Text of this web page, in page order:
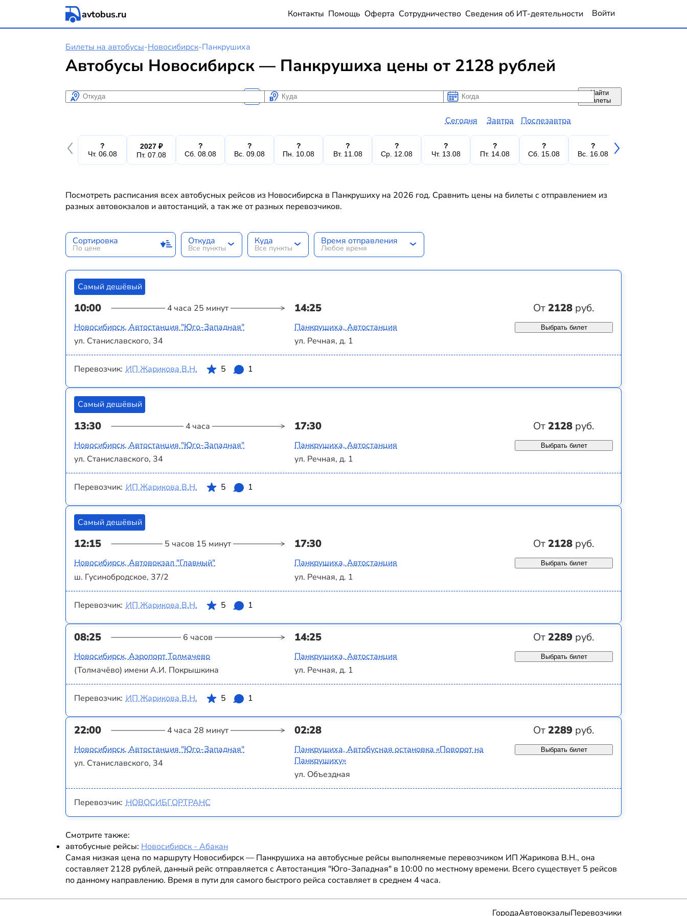
avtobus.ru Контакты Помощь Оферта Сотрудничество Сведения об ИТ-деятельности Войти
Билеты на автобусы-Новосибирск-Панкрушиха
Автобусы Новосибирск — Панкрушиха цены от 2128 рублей
Откуда Куда Когда
Когда
Сегодня Завтра Послезавтра
Найти
билеты
?
Чт. 06.08
2027 ₽
Пт. 07.08
?
Сб. 08.08
?
Вс. 09.08
?
Пн. 10.08
?
Вт. 11.08
?
Ср. 12.08
?
Чт. 13.08
?
Пт. 14.08
?
Сб. 15.08
?
Вс. 16.08
Посмотреть расписания всех автобусных рейсов из Новосибирска в Панкрушиху на 2026 год. Сравнить цены на билеты с отправлением из
разных автовокзалов и автостанций, а так же от разных перевозчиков.
Сортировка
По цене
Откуда
Все пункты
Куда
Все пункты
Время отправления
Любое время
Самый дешёвый
10:00 4 часа 25 минут 14:25 От2128 руб.
Новосибирск, Автостанция "Юго-Западная"
ул. Станиславского, 34
Панкрушиха, Автостанция
ул. Речная, д. 1
Выбрать билет
Перевозчик: ИП Жарикова В.Н. 5 1
Самый дешёвый
13:30 4 часа 17:30 От2128 руб.
Новосибирск, Автостанция "Юго-Западная"
ул. Станиславского, 34
Панкрушиха, Автостанция
ул. Речная, д. 1
Выбрать билет
Перевозчик: ИП Жарикова В.Н. 5 1
Самый дешёвый
12:15 5 часов 15 минут 17:30 От2128 руб.
Новосибирск, Автовокзал "Главный"
ш. Гусинобродское, 37/2
Панкрушиха, Автостанция
ул. Речная, д. 1
Выбрать билет
Перевозчик: ИП Жарикова В.Н. 5 1
08:25 6 часов 14:25 От2289 руб.
Новосибирск, Аэропорт Толмачево
(Толмачёво) имени А.И. Покрышкина
Панкрушиха, Автостанция
ул. Речная, д. 1
Выбрать билет
Перевозчик: ИП Жарикова В.Н. 5 1
22:00 4 часа 28 минут 02:28 От2289 руб.
Новосибирск, Автостанция "Юго-Западная"
ул. Станиславского, 34
Панкрушиха, Автобусная остановка «Поворот на
Панкрушиху»
ул. Объездная
Выбрать билет
Перевозчик: НОВОСИБГОРТРАНС
Смотрите также:
автобусные рейсы: Новосибирск - Абакан
Самая низкая цена по маршруту Новосибирск — Панкрушиха на автобусные рейсы выполняемые перевозчиком ИП Жарикова В.Н., она
составляет 2128 рублей, данный рейс отправляется с Автостанция "Юго-Западная" в 10:00 по местному времени. Всего существует 5 рейсов
по данному направлению. Время в пути для самого быстрого рейса составляет в среднем 4 часа.
ГородаАвтовокзалыПеревозчики